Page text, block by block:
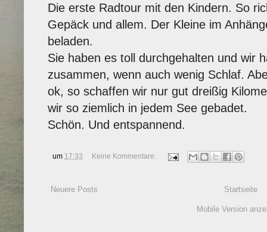
Die erste Radtour mit den Kindern. So
Gepäck und allem. Der Kleine im
beladen.
Sie haben es toll durchgehalten und wir
zusammen, wenn auch wenig Schlaf.
ok, so schaffen wir nur gut dreißig
wir so ziemlich in jedem See gebadet.
Schön. Und entspannend.
um 17:33 Keine Kommentare:
Neuere Posts Startseite
Mobile Version